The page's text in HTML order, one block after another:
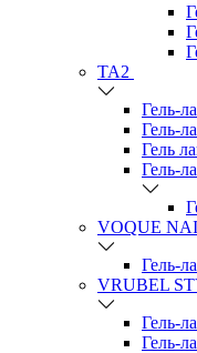
TA2
Гель-
Гель-
Гель
Гель-
VOQUE
Гель-
VRUBEL
Гель-
Гель-